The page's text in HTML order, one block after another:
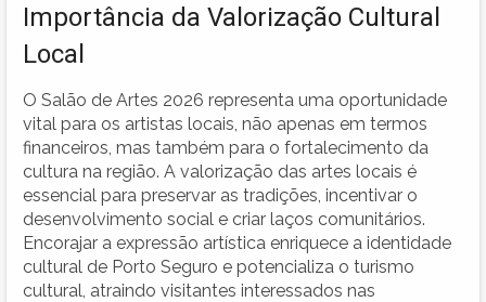
Importância da Valorização Cultural
Local
O Salão de Artes 2026 representa uma oportunidade
vital para os artistas locais, não apenas em termos
financeiros, mas também para o fortalecimento da
cultura na região. A valorização das artes locais é
essencial para preservar as tradições, incentivar o
desenvolvimento social e criar laços comunitários.
Encorajar a expressão artística enriquece a identidade
cultural de Porto Seguro e potencializa o turismo
cultural, atraindo visitantes interessados nas